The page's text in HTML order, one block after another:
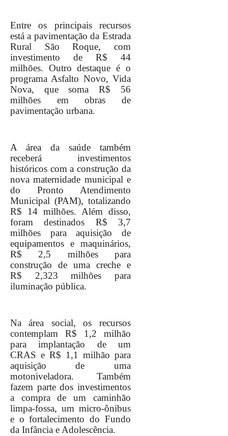
Entre os principais recursos
está a pavimentação da Estrada
Rural São Roque, com
investimento de R$ 44
milhões. Outro destaque é o
programa Asfalto Novo, Vida
Nova, que soma R$ 56
milhões em obras de
pavimentação urbana.
A área da saúde também
receberá investimentos
históricos com a construção da
nova maternidade municipal e
do Pronto Atendimento
Municipal (PAM), totalizando
R$ 14 milhões. Além disso,
foram destinados R$ 3,7
milhões para aquisição de
equipamentos e maquinários,
R$ 2,5 milhões para
construção de uma creche e
R$ 2,323 milhões para
iluminação pública.
Na área social, os recursos
contemplam R$ 1,2 milhão
para implantação de um
CRAS e R$ 1,1 milhão para
aquisição de uma
motoniveladora. Também
fazem parte dos investimentos
a compra de um caminhão
limpa-fossa, um micro-ônibus
e o fortalecimento do Fundo
da Infância e Adolescência.